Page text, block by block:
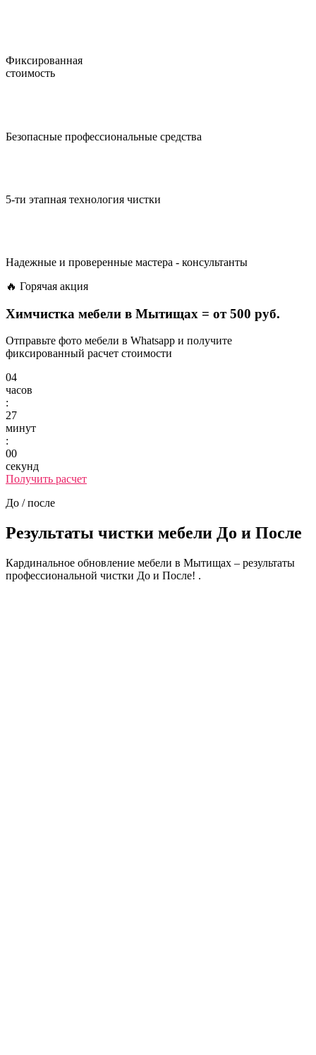
Фиксированная
стоимость
Безопасные профессиональные средства
5-ти этапная технология чистки
Надежные и проверенные мастера - консультанты
🔥 Горячая акция
Химчистка мебели в Мытищах = от 500 руб.
Отправьте фото мебели в Whatsapp и получите
фиксированный расчет стоимости
04
часов
:
27
минут
:
00
секунд
Получить расчет
До / после
Результаты чистки мебели До и После
Кардинальное обновление мебели в Мытищах – результаты
профессиональной чистки До и После! .